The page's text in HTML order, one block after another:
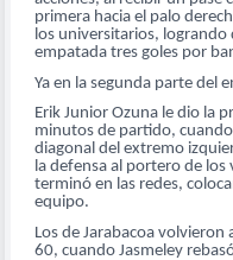
primera hacia el palo
los universitarios,
empatada tres goles por
Ya en la segunda parte del
Erik Junior Ozuna le dio la
minutos de partido,
diagonal del extremo
la defensa al portero de
terminó en las redes,
equipo.
Los de Jarabacoa
60, cuando Jasmeley